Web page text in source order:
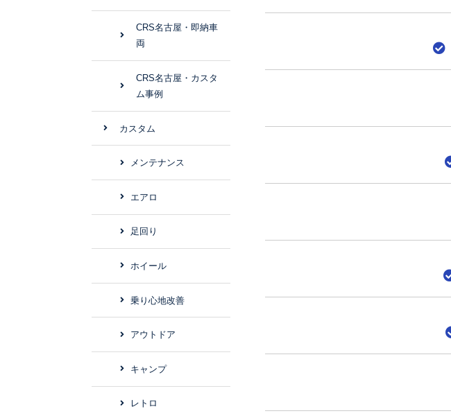
CRS名古屋・即納車
両
CRS名古屋・カスタ
ム事例
カスタム
メンテナンス
エアロ
足回り
ホイール
乗り心地改善
アウトドア
キャンプ
レトロ